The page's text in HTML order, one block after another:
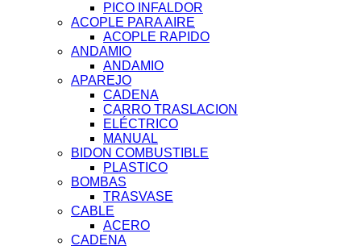
PICO INFALDOR
ACOPLE PARA AIRE
ACOPLE RAPIDO
ANDAMIO
ANDAMIO
APAREJO
CADENA
CARRO TRASLACION
ELÉCTRICO
MANUAL
BIDON COMBUSTIBLE
PLASTICO
BOMBAS
TRASVASE
CABLE
ACERO
CADENA